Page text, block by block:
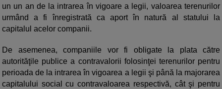
un un an de la intrarea în vigoare a legii, valoarea terenurilor
urmând a fi înregistrată ca aport în natură al statului la
capitalul acelor companii.
De asemenea, companiile vor fi obligate la plata către
autorităţile publice a contravalorii folosinţei terenurilor pentru
perioada de la intrarea în vigoarea a legii şi până la majorarea
capitalului social cu contravaloarea respectivă, cât şi pentru